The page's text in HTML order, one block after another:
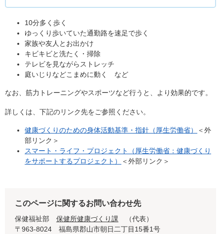
10分多く歩く
ゆっくり歩いていた通勤路を速足で歩く
家族や友人とお出かけ
キビキビと洗たく・掃除
テレビを見ながらストレッチ
庭いじりなどこまめに動く など
なお、筋力トレーニングやスポーツなど行うと、より効果的です。
詳しくは、下記のリンク先をご参照ください。
健康づくりのための身体活動基準・指針（厚生労働省）
＜外
部リンク＞
スマート・ライフ・プロジェクト（厚生労働省：健康づくり
をサポートするプロジェクト）
＜外部リンク＞
このページに関するお問い合わせ先
保健福祉部 保健所健康づくり課
代表
〒963-8024
福島県郡山市朝日二丁目15番1号